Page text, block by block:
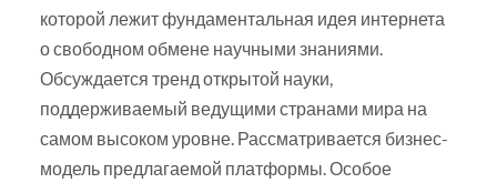
которой лежит фундаментальная идея интернета
о свободном обмене научными знаниями.
Обсуждается тренд открытой науки,
поддерживаемый ведущими странами мира на
самом высоком уровне. Рассматривается бизнес-
модель предлагаемой платформы. Особое